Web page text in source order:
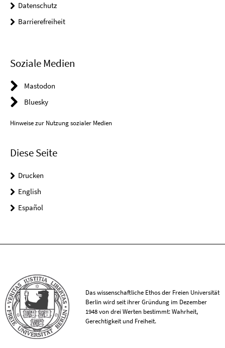
Datenschutz
Barrierefreiheit
Soziale Medien
Mastodon
Bluesky
Hinweise zur Nutzung sozialer Medien
Diese Seite
Drucken
English
Español
Das wissenschaftliche Ethos der Freien Universität
Berlin wird seit ihrer Gründung im Dezember
1948 von drei Werten bestimmt: Wahrheit,
Gerechtigkeit und Freiheit.